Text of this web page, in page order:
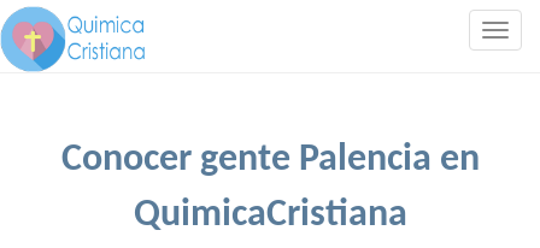
Conocer gente Palencia en
QuimicaCristiana